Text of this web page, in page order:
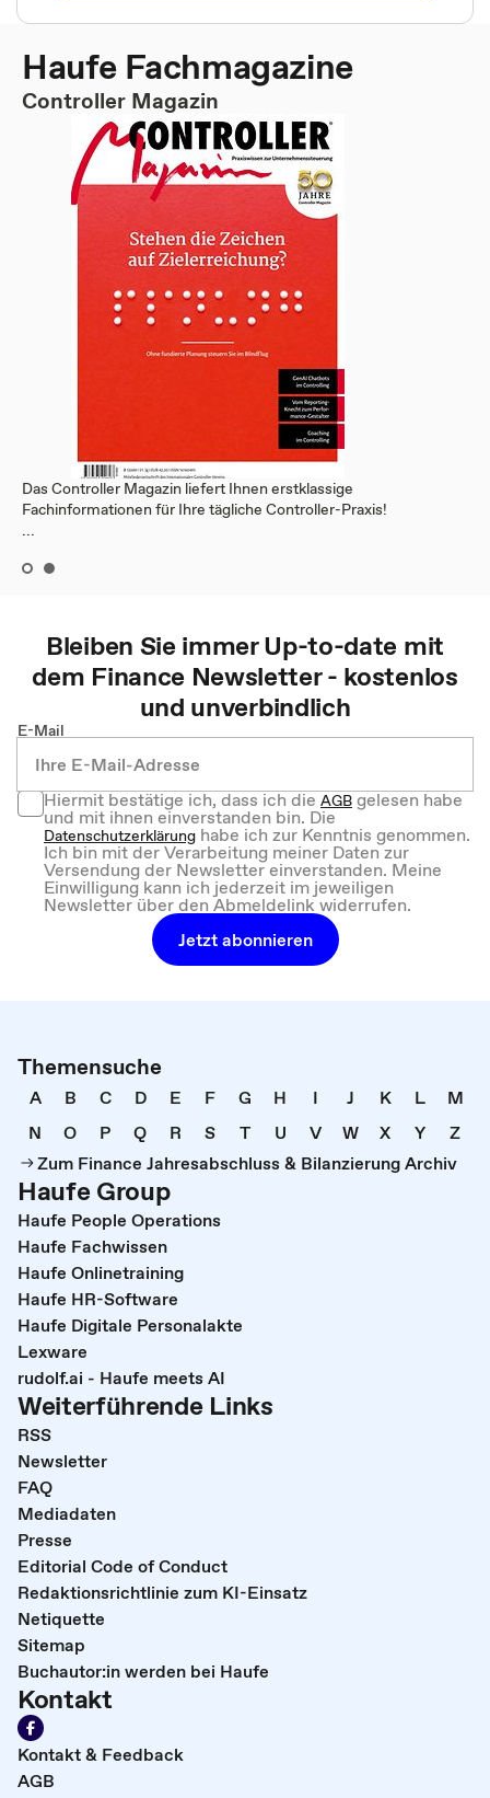
Haufe Fachmagazine
Controller Magazin
Das Controller Magazin liefert Ihnen erstklassige
Fachinformationen für Ihre tägliche Controller-Praxis!
...
Bleiben Sie immer Up-to-date mit
dem Finance Newsletter - kostenlos
und unverbindlich
E-Mail
Hiermit bestätige ich, dass ich dieAGBgelesen habe
und mit ihnen einverstanden bin. Die
Datenschutzerklärung habe ich zur Kenntnis genommen.
Ich bin mit der Verarbeitung meiner Daten zur
Versendung der Newsletter einverstanden. Meine
Einwilligung kann ich jederzeit im jeweiligen
Newsletter über den Abmeldelink widerrufen.
Jetzt abonnieren
Themensuche
A B C D E F G H I J K L
M
N
O P Q R S T U V W X Y
Z
Zum Finance Jahresabschluss & Bilanzierung Archiv
Haufe Group
Haufe People Operations
Haufe Fachwissen
Haufe Onlinetraining
Haufe HR-Software
Haufe Digitale Personalakte
Lexware
rudolf.ai - Haufe meets AI
Weiterführende Links
RSS
Newsletter
FAQ
Mediadaten
Presse
Editorial Code of Conduct
Redaktionsrichtlinie zum KI-Einsatz
Netiquette
Sitemap
Buchautor:in werden bei Haufe
Kontakt
Kontakt & Feedback
AGB